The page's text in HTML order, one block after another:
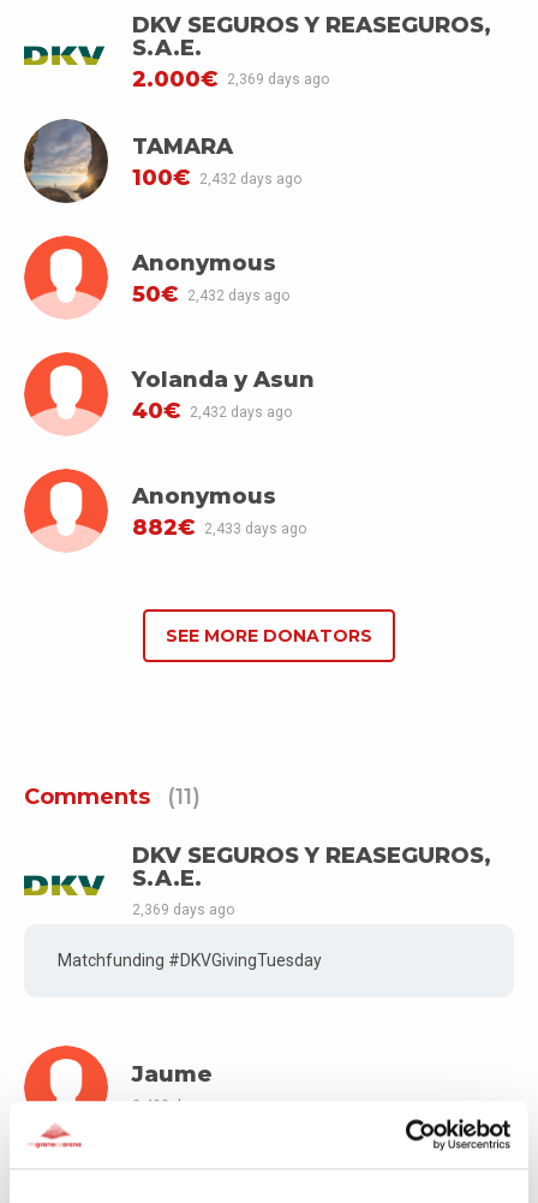
DKV SEGUROS Y REASEGUROS,
S.A.E.
2.000€
2,369 days ago
TAMARA
100€
2,432 days ago
Anonymous
50€
2,432 days ago
Yolanda y Asun
40€
2,432 days ago
Anonymous
882€
2,433 days ago
SEE MORE DONATORS
Comments (11)
DKV SEGUROS Y REASEGUROS,
S.A.E.
2,369 days ago
Matchfunding #DKVGivingTuesday
Jaume
2,438 days ago
Para Juan Nuestro Villano favorito